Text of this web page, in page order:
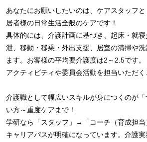
あなたにお願いしたいのは、ケアスタッフ
居者様の日常生活全般のケアです！
具体的には、介護計画に基づき、起床・就
泄、移動・移乗・外出支援、居室の清掃や
ます。お客様の平均要介護度は2～2.5です。
アクティビティや委員会活動を担当いただく
介護職として幅広いスキルが身につくのが
い方～重度ケアまで！
学研なら「スタッフ」→「コーチ（育成担
キャリアパスが明確になっています。介護